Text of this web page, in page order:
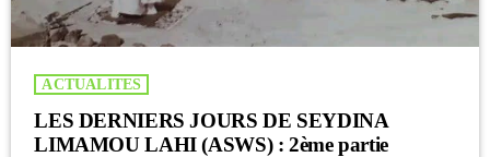
ACTUALITES
LES DERNIERS JOURS DE SEYDINA
LIMAMOU LAHI (ASWS) : 2ème partie